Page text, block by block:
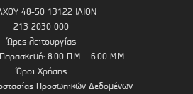
48-50 13122 ΙΛΙΟΝ
213 2030 000
Ώρες λειτουργίας
8.00 Π.Μ. - 6.00 Μ.Μ.
Όροι Χρήσης
Προσωπικών Δεδομένων